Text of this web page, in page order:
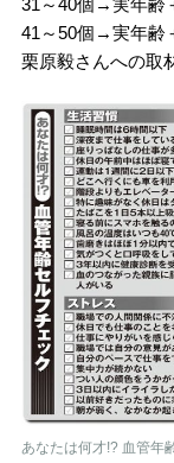
41～50個→実年齢
栗原毅さんへの取
あなたは何才!? 血管年